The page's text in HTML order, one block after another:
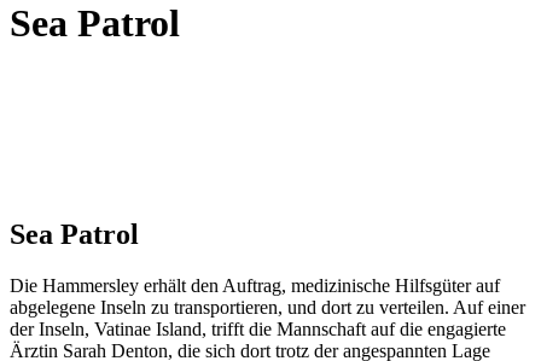
Sea Patrol
Sea Patrol
Die Hammersley erhält den Auftrag, medizinische Hilfsgüter auf
abgelegene Inseln zu transportieren, und dort zu verteilen. Auf einer
der Inseln, Vatinae Island, trifft die Mannschaft auf die engagierte
Ärztin Sarah Denton, die sich dort trotz der angespannten Lage